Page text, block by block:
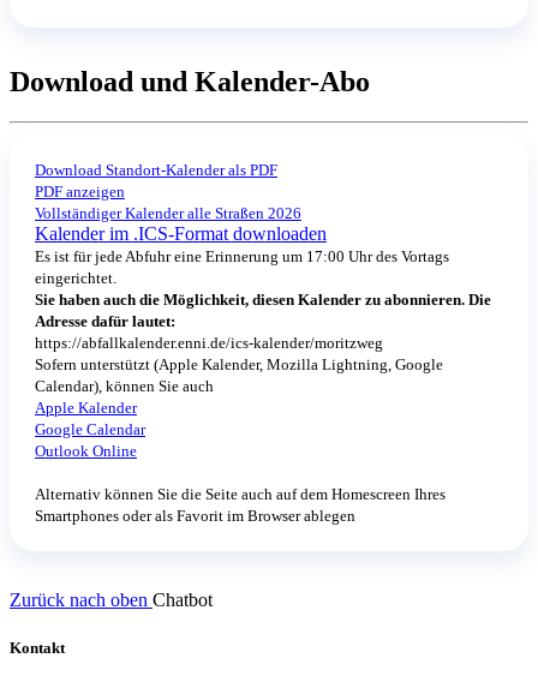
Download und Kalender-Abo
Download Standort-Kalender als PDF
PDF anzeigen
Vollständiger Kalender alle Straßen 2026
Kalender im .ICS-Format downloaden
Es ist für jede Abfuhr eine Erinnerung um 17:00 Uhr des Vortags
eingerichtet.
Sie haben auch die Möglichkeit, diesen Kalender zu abonnieren. Die
Adresse dafür lautet:
https://abfallkalender.enni.de/ics-kalender/moritzweg
Sofern unterstützt (Apple Kalender, Mozilla Lightning, Google
Calendar), können Sie auch
Apple Kalender
Google Calendar
Outlook Online
Alternativ können Sie die Seite auch auf dem Homescreen Ihres
Smartphones oder als Favorit im Browser ablegen
Zurück nach oben Chatbot
Kontakt